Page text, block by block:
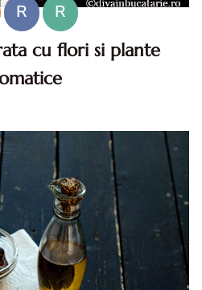
R
R
cu flori si plante
decorata cu flori